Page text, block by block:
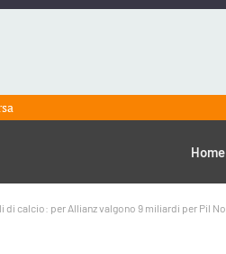
Home
di calcio: per Allianz valgono 9 miliardi per Pil